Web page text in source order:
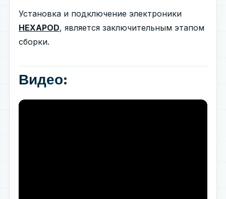
Установка и подключение электроники
HEXAPOD, является заключительным этапом
сборки.
Видео: